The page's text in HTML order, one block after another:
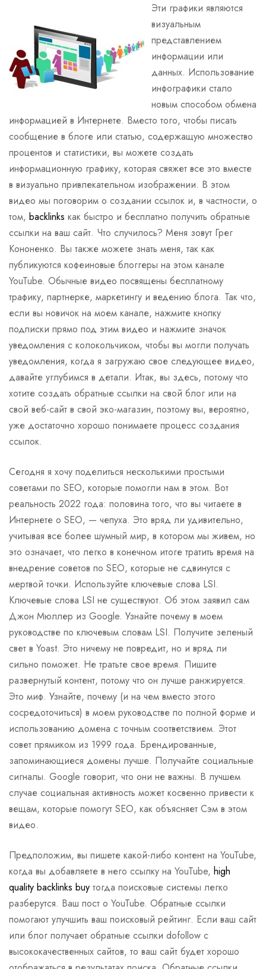
Эти графики являются
визуальным
представлением
информации или
данных. Использование
инфографики стало
новым способом обмена
информацией в Интернете. Вместо того, чтобы писать
сообщение в блоге или статью, содержащую множество
процентов и статистики, вы можете создать
информационную графику, которая свяжет все это вместе
в визуально привлекательном изображении. В этом
видео мы поговорим о создании ссылок и, в частности, о
том, backlinks как быстро и бесплатно получить обратные
ссылки на ваш сайт. Что случилось? Меня зовут Грег
Кононенко. Вы также можете знать меня, так как
публикуются кофеиновые блоггеры на этом канале
YouTube. Обычные видео посвящены бесплатному
трафику, партнерке, маркетингу и ведению блога. Так что,
если вы новичок на моем канале, нажмите кнопку
подписки прямо под этим видео и нажмите значок
уведомления с колокольчиком, чтобы вы могли получать
уведомления, когда я загружаю свое следующее видео,
давайте углубимся в детали. Итак, вы здесь, потому что
хотите создать обратные ссылки на свой блог или на
свой веб-сайт в свой эко-магазин, поэтому вы, вероятно,
уже достаточно хорошо понимаете процесс создания
ссылок.
Сегодня я хочу поделиться несколькими простыми
советами по SEO, которые помогли нам в этом. Вот
реальность 2022 года: половина того, что вы читаете в
Интернете о SEO, — чепуха. Это вряд ли удивительно,
учитывая все более шумный мир, в котором мы живем, но
это означает, что легко в конечном итоге тратить время на
внедрение советов по SEO, которые не сдвинутся с
мертвой точки. Используйте ключевые слова LSI.
Ключевые слова LSI не существуют. Об этом заявил сам
Джон Мюллер из Google. Узнайте почему в моем
руководстве по ключевым словам LSI. Получите зеленый
свет в Yoast. Это ничему не повредит, но и вряд ли
сильно поможет. Не тратьте свое время. Пишите
развернутый контент, потому что он лучше ранжируется.
Это миф. Узнайте, почему (и на чем вместо этого
сосредоточиться) в моем руководстве по полной форме и
использованию домена с точным соответствием. Этот
совет прямиком из 1999 года. Брендированные,
запоминающиеся домены лучше. Получайте социальные
сигналы. Google говорит, что они не важны. В лучшем
случае социальная активность может косвенно привести к
вещам, которые помогут SEO, как объясняет Сэм в этом
видео.
Предположим, вы пишете какой-либо контент на YouTube,
когда вы добавляете в него ссылку на YouTube, high
quality backlinks buy тогда поисковые системы легко
разберутся. Ваш пост о YouTube. Обратные ссылки
помогают улучшить ваш поисковый рейтинг. Если ваш сайт
или блог получает обратные ссылки dofollow с
высококачественных сайтов, то ваш сайт будет хорошо